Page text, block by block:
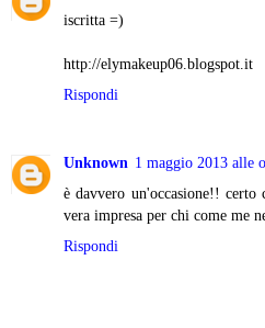
iscritta =)
http://elymakeup06.blogspot.it
Rispondi
Unknown 1 maggio 2013 alle
è davvero un'occasione!! certo
vera impresa per chi come me
Rispondi